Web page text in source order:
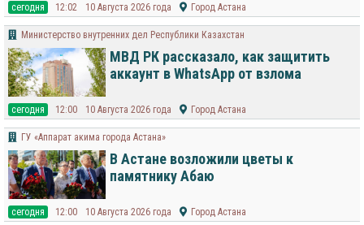
cегодня 12:02 10 Августа 2026 года Город Астана
Министерство внутренних дел Республики Казахстан
МВД РК рассказало, как защитить
аккаунт в WhatsApp от взлома
cегодня 12:00 10 Августа 2026 года Город Астана
ГУ «Аппарат акима города Астана»
В Астане возложили цветы к
памятнику Абаю
cегодня 12:00 10 Августа 2026 года Город Астана